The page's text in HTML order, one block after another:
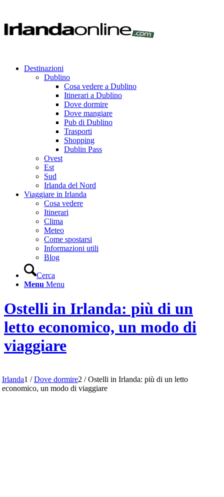
Destinazioni
Dublino
Cosa vedere a Dublino
Itinerari a Dublino
Dove dormire
Dove mangiare
Pub di Dublino
Trasporti
Shopping
Dublin Pass
Ovest
Est
Sud
Irlanda del Nord
Viaggiare in Irlanda
Cosa vedere
Itinerari
Clima
Meteo
Come spostarsi
Informazioni utili
Blog
Cerca
Menu Menu
Ostelli in Irlanda: più di un
letto economico, un modo di
viaggiare
Irlanda1 / Dove dormire2 / Ostelli in Irlanda: più di un letto
economico, un modo di viaggiare